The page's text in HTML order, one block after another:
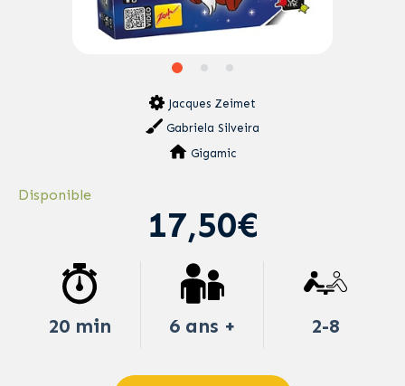
Jacques Zeimet
Gabriela Silveira
Gigamic
Disponible
17,50€
20 min 6 ans + 2-8